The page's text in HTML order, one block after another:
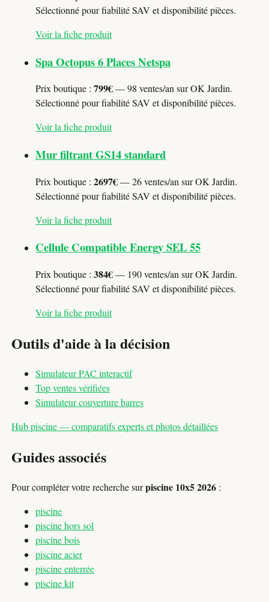
Sélectionné pour fiabilité SAV et disponibilité pièces.
Voir la fiche produit
Spa Octopus 6 Places Netspa
Prix boutique :799€— 98 ventes/an sur OK Jardin.
Sélectionné pour fiabilité SAV et disponibilité pièces.
Voir la fiche produit
Mur filtrant GS14 standard
Prix boutique :2697€— 26 ventes/an sur OK Jardin.
Sélectionné pour fiabilité SAV et disponibilité pièces.
Voir la fiche produit
Cellule Compatible Energy SEL 55
Prix boutique :384€— 190 ventes/an sur OK Jardin.
Sélectionné pour fiabilité SAV et disponibilité pièces.
Voir la fiche produit
Outils d'aide à la décision
Simulateur PAC interactif
Top ventes vérifiées
Simulateur couverture barres
Hub piscine — comparatifs experts et photos détaillées
Guides associés
Pour compléter votre recherche surpiscine 10x5 2026 :
piscine
piscine hors sol
piscine bois
piscine acier
piscine enterrée
piscine kit